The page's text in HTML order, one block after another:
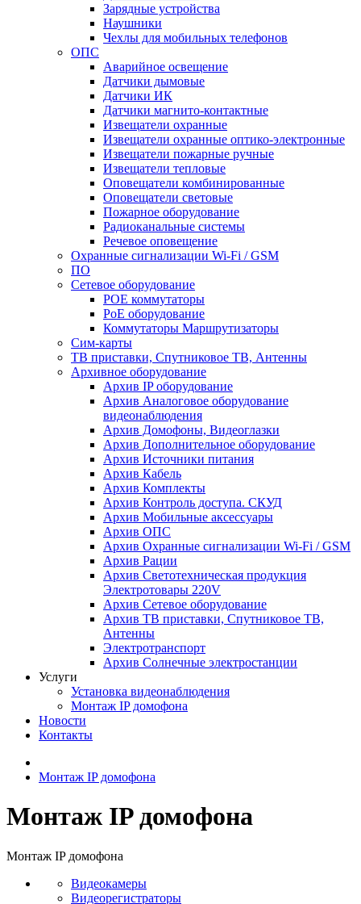
Зарядные устройства
Наушники
Чехлы для мобильных телефонов
ОПС
Аварийное освещение
Датчики дымовые
Датчики ИК
Датчики магнито-контактные
Извещатели охранные
Извещатели охранные оптико-электронные
Извещатели пожарные ручные
Извещатели тепловые
Оповещатели комбинированные
Оповещатели световые
Пожарное оборудование
Радиоканальные системы
Речевое оповещение
Охранные сигнализации Wi-Fi / GSM
ПО
Сетевое оборудование
POE коммутаторы
PoE оборудование
Коммутаторы Маршрутизаторы
Сим-карты
ТВ приставки, Спутниковое ТВ, Антенны
Архивное оборудование
Архив IP оборудование
Архив Аналоговое оборудование
видеонаблюдения
Архив Домофоны, Видеоглазки
Архив Дополнительное оборудование
Архив Источники питания
Архив Кабель
Архив Комплекты
Архив Контроль доступа. СКУД
Архив Мобильные аксессуары
Архив ОПС
Архив Охранные сигнализации Wi-Fi / GSM
Архив Рации
Архив Светотехническая продукция
Электротовары 220V
Архив Сетевое оборудование
Архив ТВ приставки, Спутниковое ТВ,
Антенны
Электротранспорт
Архив Солнечные электростанции
Услуги
Установка видеонаблюдения
Монтаж IP домофона
Новости
Контакты
Монтаж IP домофона
Монтаж IP домофона
Монтаж IP домофона
Видеокамеры
Видеорегистраторы